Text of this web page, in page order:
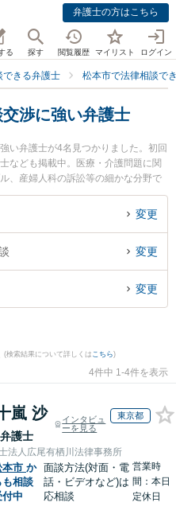
弁護士の方はこちら
る 探す 閲覧履歴 マイリスト ログイン
できる弁護士 松本市で法律相談で
渉に強い弁護士
い弁護士が4名見つかりました。初回
なども掲載中。医療・介護問題に関
、産婦人科の訴訟等の細かな分野で
門法律経済事務所 松本支店の湊 大地
、弁護士法人G.C FACTORYの喜納
のトラブル解決の実績豊富な近くの
療事故の示談交渉を法律相談できる
でお困りの相談者さんにおすすめで
変更
変更
変更
(検索結果について詳しくは こちら)
4件中 1-4件を表示
嵐 沙
弁護士
インタビュ
ーを見る
東京都
法人広尾有栖川法律事務所
本市 か
も相談
付中
面談方法(対面・電
話・ビデオなど)は
応相談
営業時
間：本日
定休日